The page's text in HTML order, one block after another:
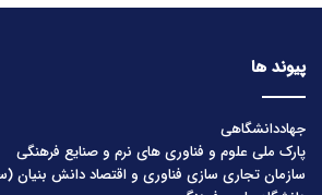
پیوند ها
جهاددانشگاهی
پارک ملی علوم و فناوری های نرم و صنایع فرهنگی
سازمان تجاری سازی فناوری و اقتصاد دانش بنیان